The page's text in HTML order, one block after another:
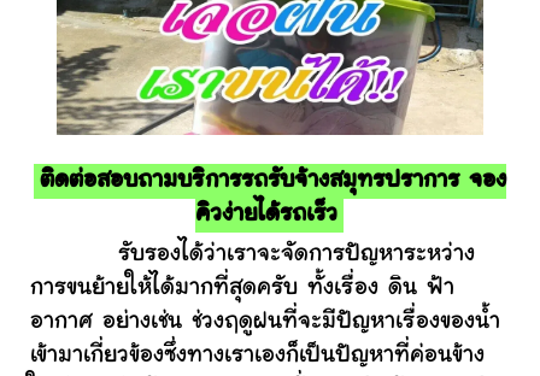
ติดต่อสอบถามบริการรถรับจ้างสมุทรปราการ จอง
คิวง่ายได้รถเร็ว
รับรองได้ว่าเราจะจัดการปัญหาระหว่าง
การขนย้ายให้ได้มากที่สุดครับ ทั้งเรื่อง ดิน ฟ้า
อากาศ อย่างเช่น ช่วงฤดูฝนที่จะมีปัญหาเรื่องของน้ำ
เข้ามาเกี่ยวข้องซึ่งทางเราเองก็เป็นปัญหาที่ค่อนข้าง